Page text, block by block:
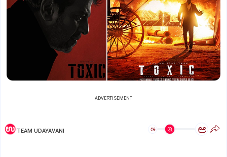
ADVERTISEMENT
TEAM UDAYAVANI ಅ ಅ